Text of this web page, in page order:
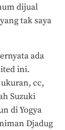
dijual
tak saya
ada
ini.
cc,
Suzuki
di Yogya
Djadug